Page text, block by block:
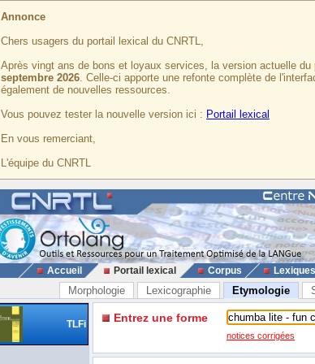
Annonce
Chers usagers du portail lexical du CNRTL,
Après vingt ans de bons et loyaux services, la version actuelle
septembre 2026. Celle-ci apporte une refonte complète de
également de nouvelles ressources.
Vous pouvez tester la nouvelle version ici : Portail lexical
En vous remerciant,
L'équipe du CNRTL
Accueil Portail lexical Corpus Lexiques
Morphologie Lexicographie Etymologie
TLFi Entrez une forme
notices corrigées